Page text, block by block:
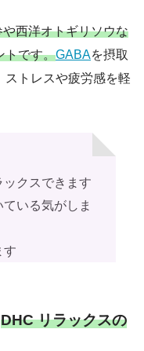
西洋オトギリソウな
トです。GABAを摂取
トレスや疲労感を軽
ックスできます
いる気がしま
す
DHC リラックスの